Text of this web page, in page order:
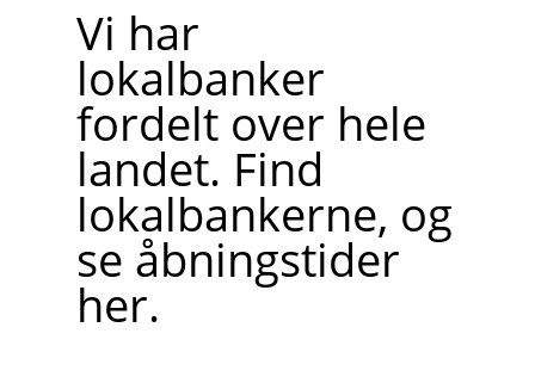
Vi har
lokalbanker
fordelt over hele
landet. Find
lokalbankerne, og
se åbningstider
her.